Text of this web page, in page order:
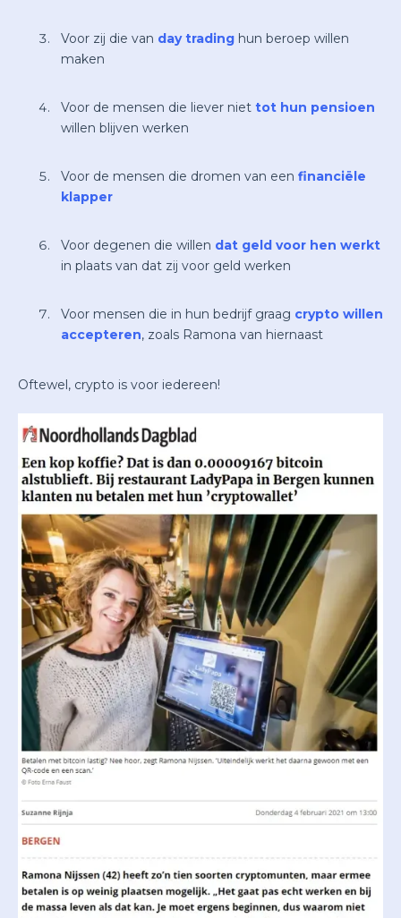
Voor zij die van day trading hun beroep willen
maken
Voor de mensen die liever niet tot hun pensioen
willen blijven werken
Voor de mensen die dromen van een financiële
klapper
Voor degenen die willen dat geld voor hen werkt
in plaats van dat zij voor geld werken
Voor mensen die in hun bedrijf graag crypto willen
accepteren, zoals Ramona van hiernaast
Oftewel, crypto is voor iedereen!